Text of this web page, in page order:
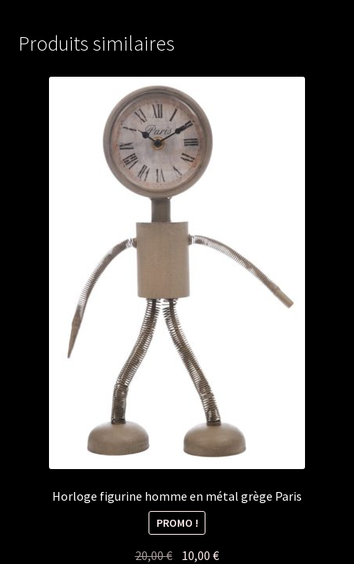
Produits similaires
Horloge figurine homme en métal grège Paris
PROMO !
20,00€ Le10,00€Le